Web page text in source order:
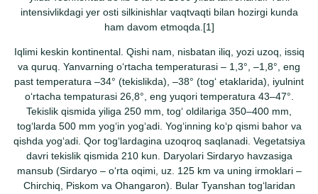
intensivlikdagi yer osti silkinishlar vaqtvaqti bilan hozirgi kunda
ham davom etmoqda.[1]
Iqlimi keskin kontinental. Qishi nam, nisbatan iliq, yozi uzoq, issiq
va quruq. Yanvarning oʻrtacha temperaturasi – 1,3°, –1,8°, eng
past temperatura –34° (tekislikda), –38° (togʻ etaklarida), iyulnint
oʻrtacha tempaturasi 26,8°, eng yuqori temperatura 43–47°.
Tekislik qismida yiliga 250 mm, togʻ oldilariga 350–400 mm,
togʻlarda 500 mm yogʻin yogʻadi. Yogʻinning koʻp qismi bahor va
qishda yogʻadi. Qor togʻlardagina uzoqroq saqlanadi. Vegetatsiya
davri tekislik qismida 210 kun. Daryolari Sirdaryo havzasiga
mansub (Sirdaryo – oʻrta oqimi, uz. 125 km va uning irmoklari –
Chirchiq, Piskom va Ohangaron). Bular Tyanshan togʻlaridan